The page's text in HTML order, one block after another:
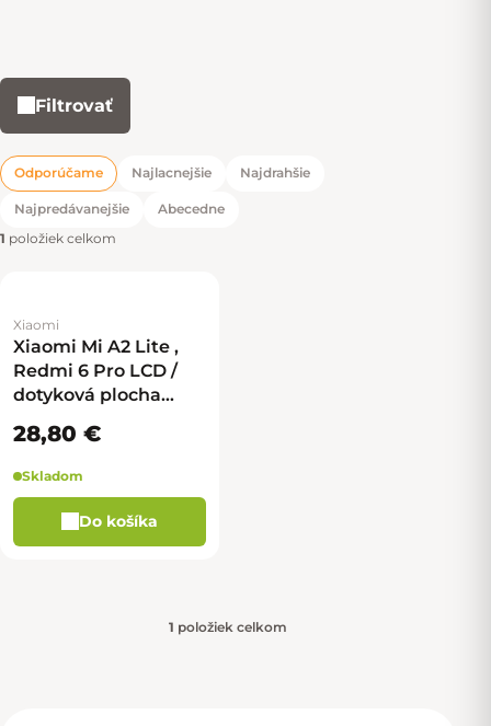
Filtrovať
Radenie produktov
Odporúčame Najlacnejšie Najdrahšie
Najpredávanejšie
Abecedne
1 položiek celkom
Výpis produktov
Xiaomi
Xiaomi Mi A2 Lite ,
Redmi 6 Pro LCD /
dotyková plocha
28,80 €
Skladom
Do košíka
1 položiek celkom